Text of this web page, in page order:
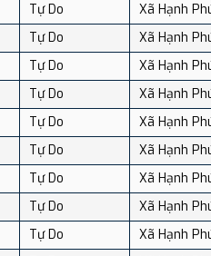
Tự Do
Xã Hạnh
Tự Do
Xã Hạnh
Tự Do
Xã Hạnh
Tự Do
Xã Hạnh
Tự Do
Xã Hạnh
Tự Do
Xã Hạnh
Tự Do
Xã Hạnh
Tự Do
Xã Hạnh
Tự Do
Xã Hạnh